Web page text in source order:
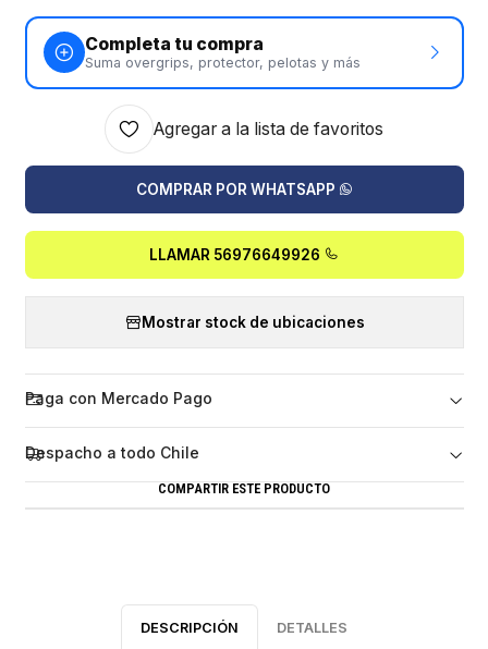
Completa tu compra
Suma overgrips, protector, pelotas y más
Agregar a la lista de favoritos
COMPRAR POR WHATSAPP
LLAMAR 56976649926
Mostrar stock de ubicaciones
Paga con Mercado Pago
Despacho a todo Chile
COMPARTIR ESTE PRODUCTO
DESCRIPCIÓN DETALLES